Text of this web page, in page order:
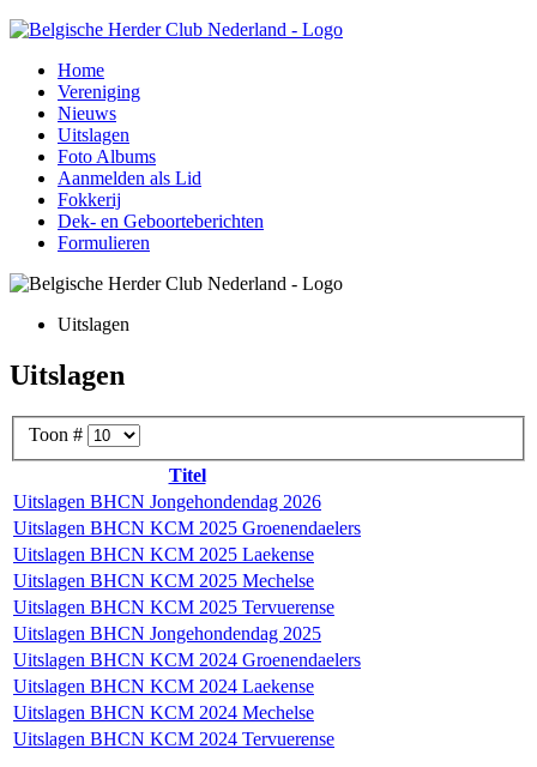
Home
Vereniging
Nieuws
Uitslagen
Foto Albums
Aanmelden als Lid
Fokkerij
Dek- en Geboorteberichten
Formulieren
Uitslagen
Uitslagen
Toon #
Titel
Uitslagen BHCN Jongehondendag 2026
Uitslagen BHCN KCM 2025 Groenendaelers
Uitslagen BHCN KCM 2025 Laekense
Uitslagen BHCN KCM 2025 Mechelse
Uitslagen BHCN KCM 2025 Tervuerense
Uitslagen BHCN Jongehondendag 2025
Uitslagen BHCN KCM 2024 Groenendaelers
Uitslagen BHCN KCM 2024 Laekense
Uitslagen BHCN KCM 2024 Mechelse
Uitslagen BHCN KCM 2024 Tervuerense